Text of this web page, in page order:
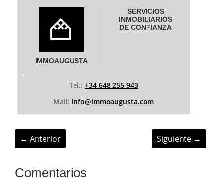
IMMOAUGUSTA
SERVICIOS
INMOBILIARIOS
DE CONFIANZA
Tel.: +34 648 255 943
Mail: info@immoaugusta.com
← Anterior Siguiente →
Comentarios